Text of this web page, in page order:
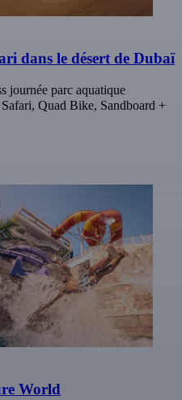
dans le désert de Dubaï
journée parc aquatique
Quad Bike, Sandboard +
World